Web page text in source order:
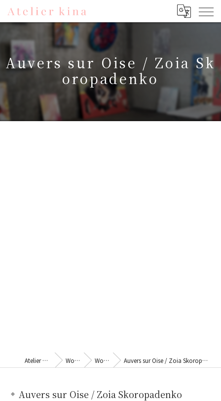
Auvers sur Oise / Zoia Sk
oropadenko
Atelier Kina Works Works Auvers sur Oise / Zoia Skoropadenko
Auvers sur Oise / Zoia Skoropadenko